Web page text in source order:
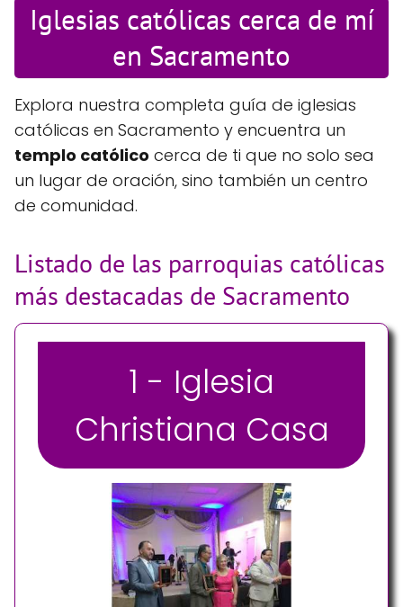
Iglesias católicas cerca de mí
en Sacramento
Explora nuestra completa guía de iglesias
católicas en Sacramento y encuentra un
templo católico cerca de ti que no solo sea
un lugar de oración, sino también un centro
de comunidad.
Listado de las parroquias católicas
más destacadas de Sacramento
1 - Iglesia
Christiana Casa